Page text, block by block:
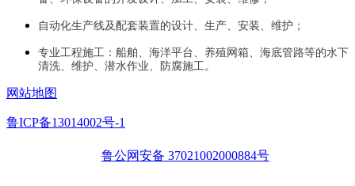
自动化生产线及配套装置的设计、生产、安装、维护；
专业工程施工：船舶、海洋平台、养殖网箱、海底管路等的水下
清洗、维护、潜水作业、防腐施工。
网站地图
鲁ICP备13014002号-1
鲁公网安备 37021002000884号